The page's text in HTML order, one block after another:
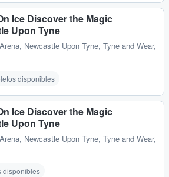
Ice Discover the Magic
Upon Tyne
, Newcastle Upon Tyne, Tyne and Wear,
disponibles
Ice Discover the Magic
Upon Tyne
, Newcastle Upon Tyne, Tyne and Wear,
disponibles